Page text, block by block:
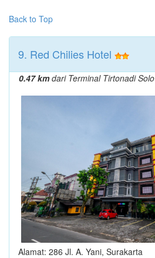
Back to Top
9. Red Chilies Hotel
0.47 kmdari Terminal Tirtonadi Solo
Alamat: 286 Jl. A. Yani, Surakarta